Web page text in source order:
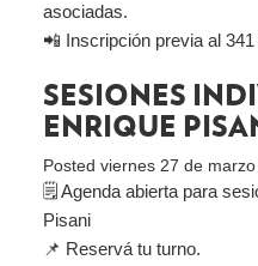
asociadas.
📲 Inscripción previa al
SESIONES
ENRIQUE
Posted viernes 27 de
🗒 Agenda abierta para
Pisani
📌 Reservá tu turno.